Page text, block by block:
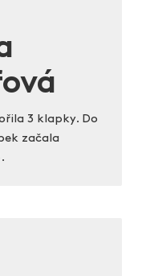
3 klapky. Do
začala